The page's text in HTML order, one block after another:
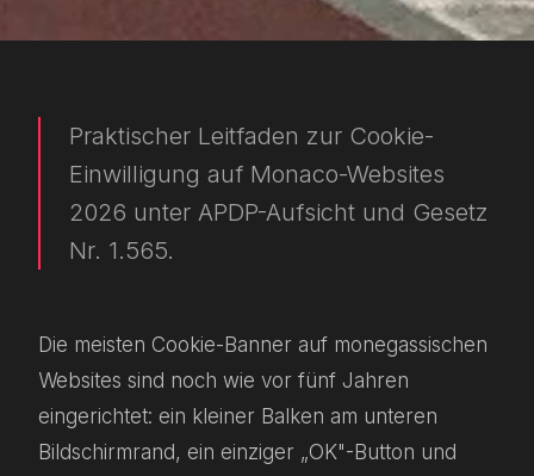
Praktischer Leitfaden zur Cookie-
Einwilligung auf Monaco-Websites
2026 unter APDP-Aufsicht und Gesetz
Nr. 1.565.
Die meisten Cookie-Banner auf monegassischen
Websites sind noch wie vor fünf Jahren
eingerichtet: ein kleiner Balken am unteren
Bildschirmrand, ein einziger „OK"-Button und